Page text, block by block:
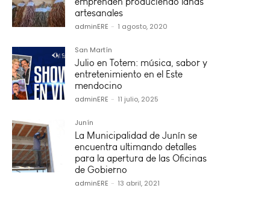
artesanales
adminERE - 1 agosto, 2020
San Martín
Julio en Totem: música, sabor y
entretenimiento en el Este
mendocino
adminERE - 11 julio, 2025
Junín
La Municipalidad de Junín se
encuentra ultimando detalles
para la apertura de las Oficinas
de Gobierno
adminERE - 13 abril, 2021